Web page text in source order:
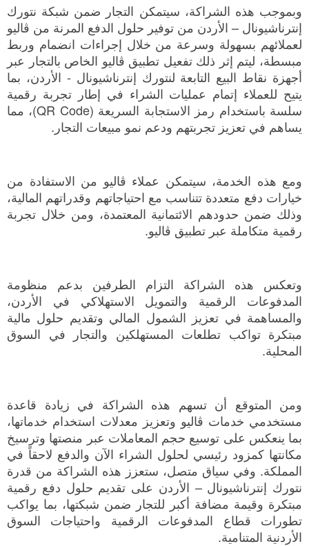
وبموجب هذه الشراكة، سيتمكن التجار ضمن شبكة نتورك
إنترناشيونال – الأردن من توفير حلول الدفع المرنة من ڤاليو
لعملائهم بسهولة وسرعة من خلال إجراءات انضمام وربط
مبسطة، ليتم إثر ذلك تفعيل تطبيق ڤاليو الخاص بالتجار عبر
أجهزة نقاط البيع التابعة لنتورك إنترناشيونال - الأردن، بما
يتيح للعملاء إتمام عمليات الشراء في إطار تجربة رقمية
سلسة باستخدام رمز الاستجابة السريعة (QR Code)، مما
يساهم في تعزيز تجربتهم ودعم نمو مبيعات التجار.
ومع هذه الخدمة، سيتمكن عملاء ڤاليو من الاستفادة من
خيارات دفع متعددة تتناسب مع احتياجاتهم وقدراتهم المالية،
وذلك ضمن حدودهم الائتمانية المعتمدة، ومن خلال تجربة
رقمية متكاملة عبر تطبيق ڤاليو.
وتعكس هذه الشراكة التزام الطرفين بدعم منظومة
المدفوعات الرقمية والتمويل الاستهلاكي في الأردن،
والمساهمة في تعزيز الشمول المالي وتقديم حلول مالية
مبتكرة تواكب تطلعات المستهلكين والتجار في السوق
المحلية.
ومن المتوقع أن تسهم هذه الشراكة في زيادة قاعدة
مستخدمي خدمات ڤاليو وتعزيز معدلات استخدام خدماتها،
بما ينعكس على توسيع حجم المعاملات عبر منصتها وترسيخ
مكانتها كمزود رئيسي لحلول الشراء الآن والدفع لاحقاً في
المملكة. وفي سياق متصل، ستعزز هذه الشراكة من قدرة
نتورك إنترناشيونال – الأردن على تقديم حلول دفع رقمية
مبتكرة وقيمة مضافة أكبر للتجار ضمن شبكتها، بما يواكب
تطورات قطاع المدفوعات الرقمية واحتياجات السوق
الأردنية المتنامية.